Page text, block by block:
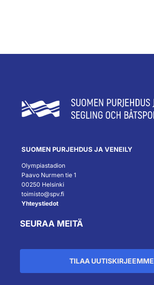
SUOMEN PURJEHDUS JA VENEILY
Olympiastadion
Paavo Nurmen tie 1
00250 Helsinki
toimisto@spv.fi
Yhteystiedot
SEURAA MEITÄ
TILAA UUTISKIRJEEMME